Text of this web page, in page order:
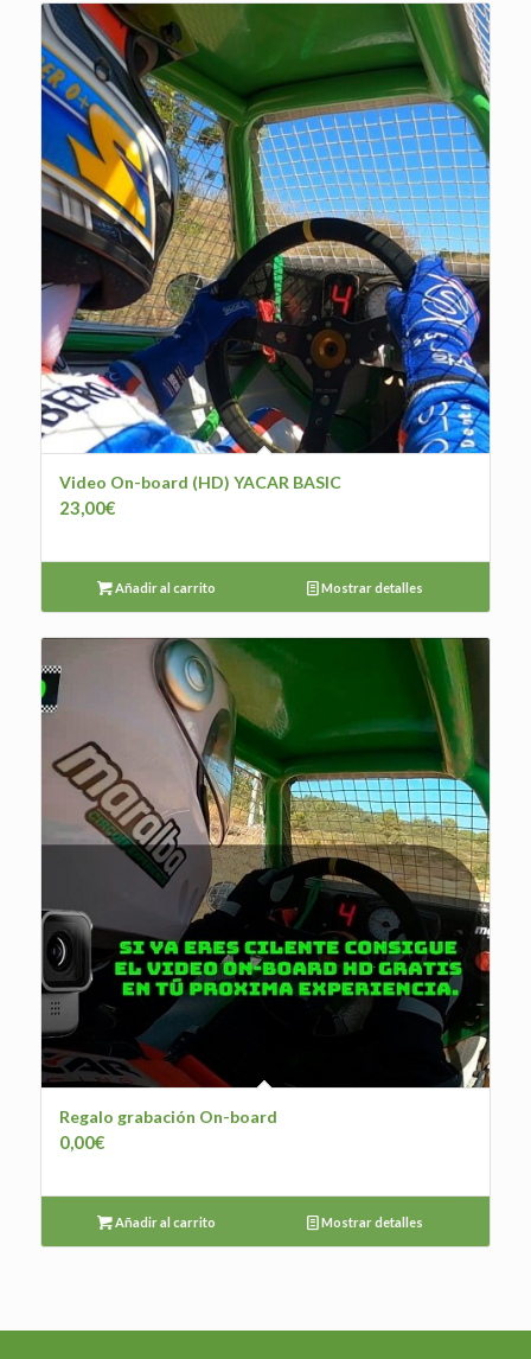
Video On-board (HD) YACAR BASIC
23,00€
Añadir al carrito Mostrar detalles
Regalo grabación On-board
0,00€
Añadir al carrito Mostrar detalles